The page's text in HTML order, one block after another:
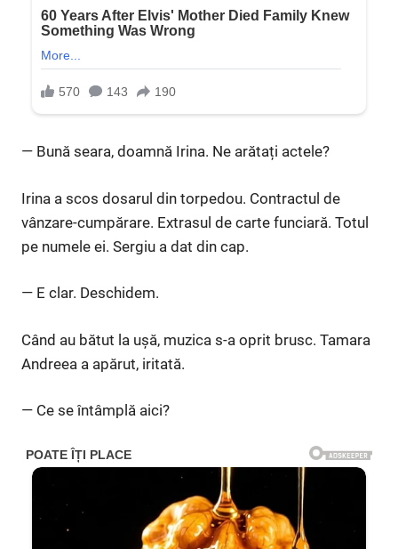
— Bună seara, doamnă Irina. Ne arătați actele?
Irina a scos dosarul din torpedou. Contractul de
vânzare-cumpărare. Extrasul de carte funciară. Totul
pe numele ei. Sergiu a dat din cap.
— E clar. Deschidem.
Când au bătut la ușă, muzica s-a oprit brusc. Tamara
Andreea a apărut, iritată.
— Ce se întâmplă aici?